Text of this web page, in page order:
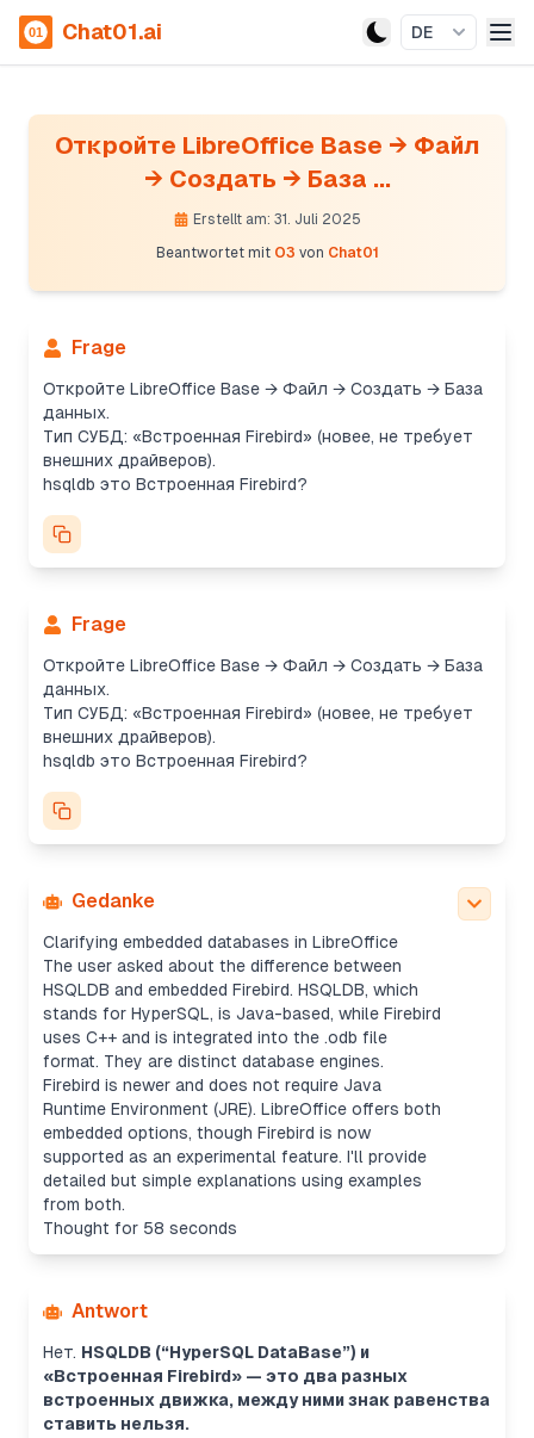
Chat01.ai DE
Откройте LibreOffice Base → Файл
→ Создать → База ...
Erstellt am: 31. Juli 2025
Beantwortet mit O3 von Chat01
Frage
Откройте LibreOffice Base → Файл → Создать → База
данных.
Тип СУБД: «Встроенная Firebird» (новее, не требует
внешних драйверов).
hsqldb это Встроенная Firebird?
Frage
Откройте LibreOffice Base → Файл → Создать → База
данных.
Тип СУБД: «Встроенная Firebird» (новее, не требует
внешних драйверов).
hsqldb это Встроенная Firebird?
Gedanke
Clarifying embedded databases in LibreOffice
The user asked about the difference between
HSQLDB and embedded Firebird. HSQLDB, which
stands for HyperSQL, is Java-based, while Firebird
uses C++ and is integrated into the .odb file
format. They are distinct database engines.
Firebird is newer and does not require Java
Runtime Environment (JRE). LibreOffice offers both
embedded options, though Firebird is now
supported as an experimental feature. I'll provide
detailed but simple explanations using examples
from both.
Thought for 58 seconds
Antwort
Нет. HSQLDB (“HyperSQL DataBase”) и
«Встроенная Firebird» — это два разных
встроенных движка, между ними знак равенства
ставить нельзя.